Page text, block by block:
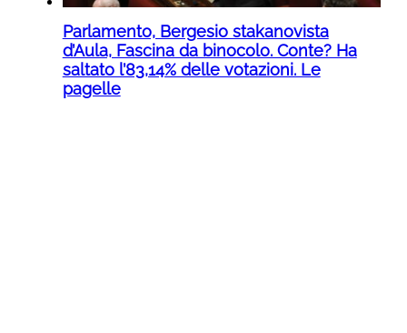
Parlamento, Bergesio stakanovista
d’Aula, Fascina da binocolo. Conte? Ha
saltato l’83,14% delle votazioni. Le
pagelle